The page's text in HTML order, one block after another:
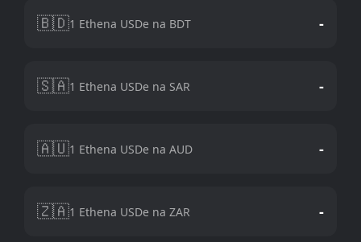
🇧🇩1 Ethena USDe na BDT -
🇸🇦1 Ethena USDe na SAR -
🇦🇺1 Ethena USDe na AUD -
🇿🇦1 Ethena USDe na ZAR -